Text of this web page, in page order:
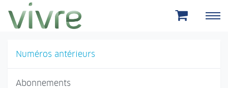
Aller au menu principal
Aller au contenu principal
Numéros antérieurs
Abonnements